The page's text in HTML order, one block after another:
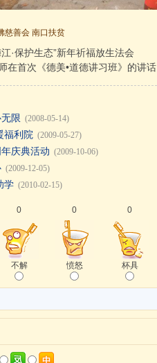
慈善会 南口扶贫
·保护生态”新年祈福放生法会
在首次《德美•道德讲习班》的讲话
限 (2008-05-14)
福利院 (2009-05-27)
庆典活动 (2009-10-06)
(2009-12-05)
学 (2010-02-15)
0
不解
0
愤怒
0
杯具